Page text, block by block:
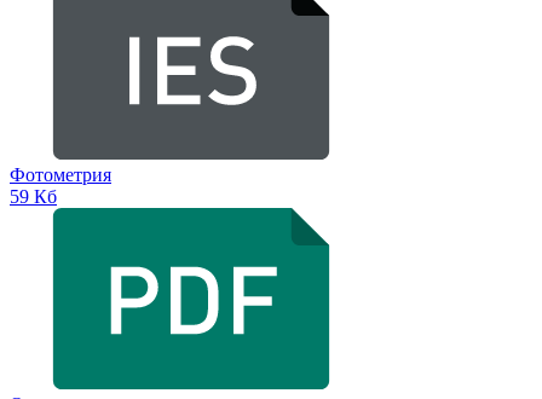
Фотометрия
59 Кб